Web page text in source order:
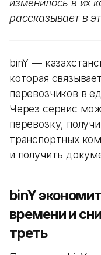
изменилось в их
рассказывает в
binY —
которая
перевозчиков в
Через сервис
перевозку,
транспортных
и получить
binY
времени и
треть